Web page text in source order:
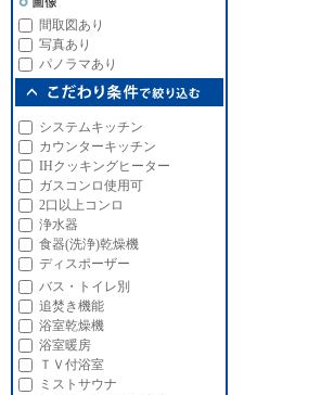
間取図あり
写真あり
パノラマあり
システムキッチン
カウンターキッチン
IHクッキングヒーター
ガスコンロ使用可
2口以上コンロ
浄水器
食器(洗浄)乾燥機
ディスポーザー
バス・トイレ別
追焚き機能
浴室乾燥機
浴室暖房
ＴＶ付浴室
ミストサウナ